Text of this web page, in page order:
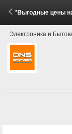
"Выгодные цены на
Электроника и